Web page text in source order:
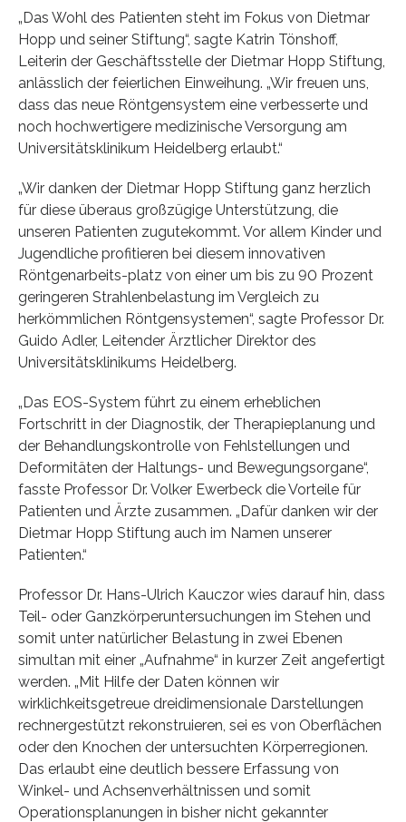
„Das Wohl des Patienten steht im Fokus von Dietmar
Hopp und seiner Stiftung“, sagte Katrin Tönshoff,
Leiterin der Geschäftsstelle der Dietmar Hopp Stiftung,
anlässlich der feierlichen Einweihung. „Wir freuen uns,
dass das neue Röntgensystem eine verbesserte und
noch hochwertigere medizinische Versorgung am
Universitätsklinikum Heidelberg erlaubt.“
„Wir danken der Dietmar Hopp Stiftung ganz herzlich
für diese überaus großzügige Unterstützung, die
unseren Patienten zugutekommt. Vor allem Kinder und
Jugendliche profitieren bei diesem innovativen
Röntgenarbeits-platz von einer um bis zu 90 Prozent
geringeren Strahlenbelastung im Vergleich zu
herkömmlichen Röntgensystemen“, sagte Professor Dr.
Guido Adler, Leitender Ärztlicher Direktor des
Universitätsklinikums Heidelberg.
„Das EOS-System führt zu einem erheblichen
Fortschritt in der Diagnostik, der Therapieplanung und
der Behandlungskontrolle von Fehlstellungen und
Deformitäten der Haltungs- und Bewegungsorgane“,
fasste Professor Dr. Volker Ewerbeck die Vorteile für
Patienten und Ärzte zusammen. „Dafür danken wir der
Dietmar Hopp Stiftung auch im Namen unserer
Patienten.“
Professor Dr. Hans-Ulrich Kauczor wies darauf hin, dass
Teil- oder Ganzkörperuntersuchungen im Stehen und
somit unter natürlicher Belastung in zwei Ebenen
simultan mit einer „Aufnahme“ in kurzer Zeit angefertigt
werden. „Mit Hilfe der Daten können wir
wirklichkeitsgetreue dreidimensionale Darstellungen
rechnergestützt rekonstruieren, sei es von Oberflächen
oder den Knochen der untersuchten Körperregionen.
Das erlaubt eine deutlich bessere Erfassung von
Winkel- und Achsenverhältnissen und somit
Operationsplanungen in bisher nicht gekannter